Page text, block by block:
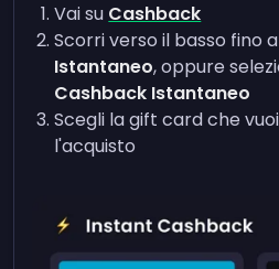
Vai su Cashback
Scorri verso il basso fino
Istantaneo, oppure
Cashback Istantaneo
Scegli la gift card che
l'acquisto